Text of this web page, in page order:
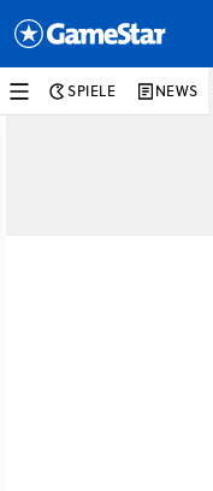
SPIELE NEWS